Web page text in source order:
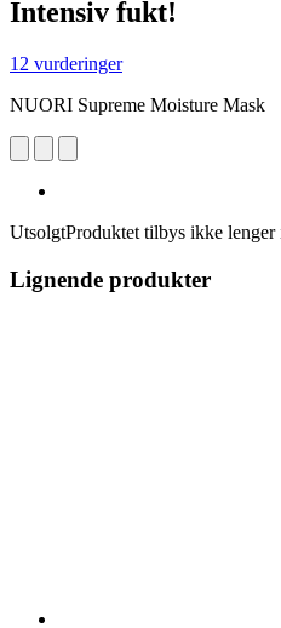
Intensiv fukt!
12 vurderinger
NUORI Supreme Moisture Mask
UtsolgtProduktet tilbys ikke
Lignende produkter